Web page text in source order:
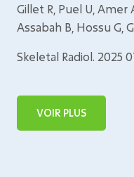
Gillet R, Puel U, Amer
Assabah B, Hossu G,
Skeletal Radiol. 2025
VOIR PLUS